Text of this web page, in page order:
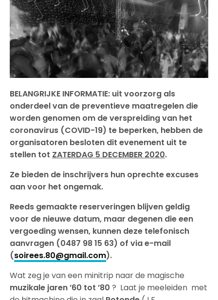
BELANGRIJKE INFORMATIE: uit voorzorg als
onderdeel van de preventieve maatregelen die
worden genomen om de verspreiding van het
coronavirus (COVID-19) te beperken, hebben de
organisatoren besloten dit evenement uit te
stellen tot ZATERDAG 5 DECEMBER 2020.
Ze bieden de inschrijvers hun oprechte excuses
aan voor het ongemak.
Reeds gemaakte reserveringen blijven geldig
voor de nieuwe datum, maar degenen die een
vergoeding wensen, kunnen deze telefonisch
aanvragen (0487 98 15 63) of via e-mail
(soirees.80@gmail.com).
Wat zeg je van een minitrip naar de magische
muzikale jaren ’60 tot ’80 ? Laat je meeleiden met